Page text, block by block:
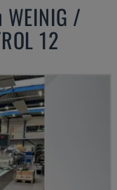
WEINIG /
12